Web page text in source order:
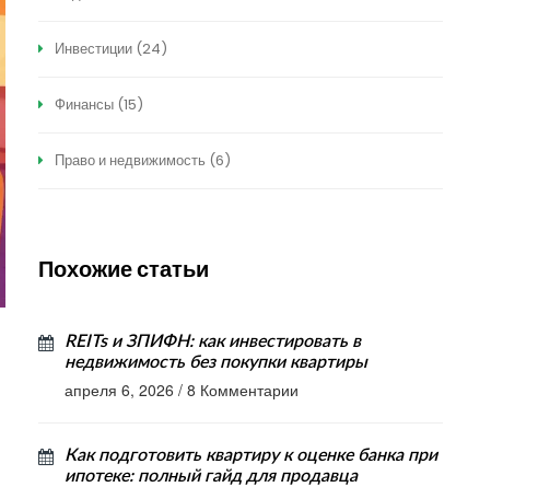
Инвестиции (24)
Финансы (15)
Право и недвижимость (6)
Похожие статьи
REITs и ЗПИФН: как инвестировать в
недвижимость без покупки квартиры
апреля 6, 2026 / 8 Комментарии
Как подготовить квартиру к оценке банка при
ипотеке: полный гайд для продавца